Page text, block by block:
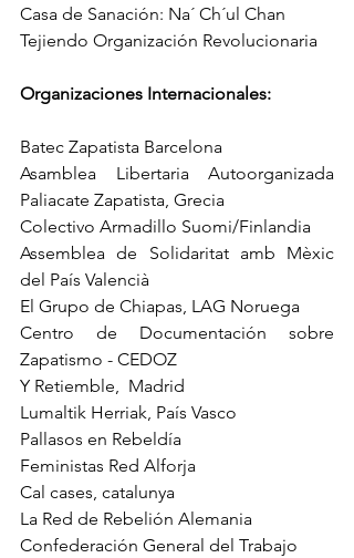
Casa de Sanación: Na´ Ch´ul Chan
Tejiendo Organización Revolucionaria
Organizaciones Internacionales:
Batec Zapatista Barcelona
Asamblea Libertaria Autoorganizada
Paliacate Zapatista, Grecia
Colectivo Armadillo Suomi/Finlandia
Assemblea de Solidaritat amb Mèxic
del País Valencià
El Grupo de Chiapas, LAG Noruega
Centro de Documentación sobre
Zapatismo - CEDOZ
Y Retiemble,  Madrid
Lumaltik Herriak, País Vasco
Pallasos en Rebeldía
Feministas Red Alforja
Cal cases, catalunya
La Red de Rebelión Alemania
Confederación General del Trabajo